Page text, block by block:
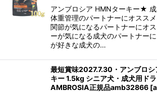
アンブロシア HMNターキー★ 成
体重管理のパートナーにオスス
関節が気になるパートナーにオ
ーが気になる成犬のパートナー
が好きな成犬の…
最短賞味2027.7.30・アンブロシ
キー 1.5kg シニア犬・成犬用ド
AMBROSIA正規品amb32866 [